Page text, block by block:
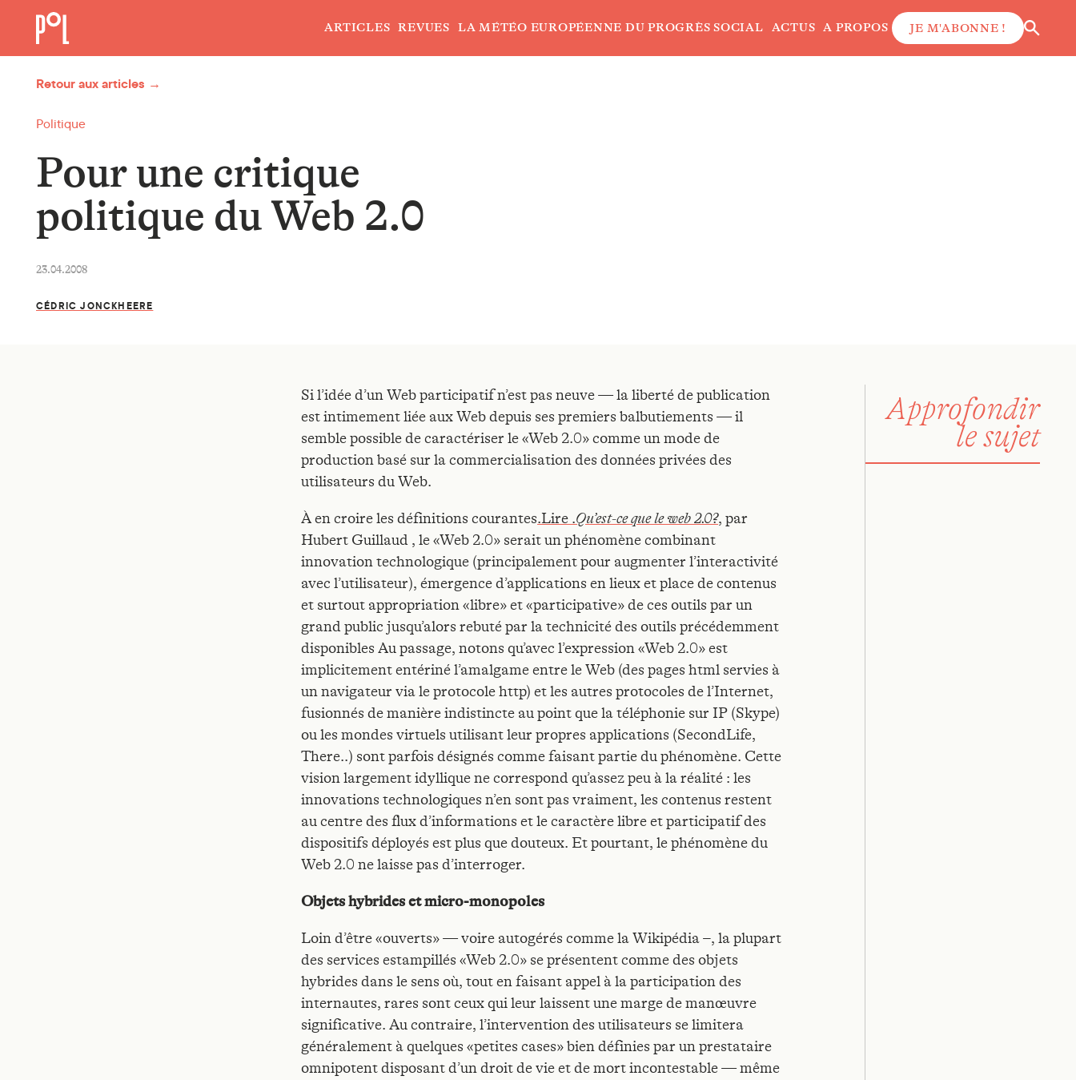
ARTICLES REVUES LA MÉTÉO EUROPÉENNE DU PROGRÈS SOCIAL ACTUS A PROPOS JE M'ABONNE !
Retour aux articles →
Politique
Pour une critique
politique du Web 2.0
23.04.2008
CÉDRIC JONCKHEERE
Si l’idée d’un Web participatif n’est pas neuve — la liberté de publication
est intimement liée aux Web depuis ses premiers balbutiements — il
semble possible de caractériser le «Web 2.0» comme un mode de
production basé sur la commercialisation des données privées des
utilisateurs du Web.
À en croire les définitions courantes.Lire .Qu’est-ce que le web 2.0?, par
Hubert Guillaud , le «Web 2.0» serait un phénomène combinant
innovation technologique (principalement pour augmenter l’interactivité
avec l’utilisateur), émergence d’applications en lieux et place de contenus
et surtout appropriation «libre» et «participative» de ces outils par un
grand public jusqu’alors rebuté par la technicité des outils précédemment
disponibles Au passage, notons qu’avec l’expression «Web 2.0» est
implicitement entériné l’amalgame entre le Web (des pages html servies à
un navigateur via le protocole http) et les autres protocoles de l’Internet,
fusionnés de manière indistincte au point que la téléphonie sur IP (Skype)
ou les mondes virtuels utilisant leur propres applications (SecondLife,
There..) sont parfois désignés comme faisant partie du phénomène. Cette
vision largement idyllique ne correspond qu’assez peu à la réalité : les
innovations technologiques n’en sont pas vraiment, les contenus restent
au centre des flux d’informations et le caractère libre et participatif des
dispositifs déployés est plus que douteux. Et pourtant, le phénomène du
Web 2.0 ne laisse pas d’interroger.
Objets hybrides et micro-monopoles
Loin d’être «ouverts» — voire autogérés comme la Wikipédia –, la plupart
des services estampillés «Web 2.0» se présentent comme des objets
hybrides dans le sens où, tout en faisant appel à la participation des
internautes, rares sont ceux qui leur laissent une marge de manœuvre
significative. Au contraire, l’intervention des utilisateurs se limitera
généralement à quelques «petites cases» bien définies par un prestataire
omnipotent disposant d’un droit de vie et de mort incontestable — même
Approfondir
le sujet